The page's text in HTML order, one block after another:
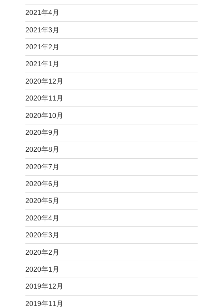
2021年4月
2021年3月
2021年2月
2021年1月
2020年12月
2020年11月
2020年10月
2020年9月
2020年8月
2020年7月
2020年6月
2020年5月
2020年4月
2020年3月
2020年2月
2020年1月
2019年12月
2019年11月